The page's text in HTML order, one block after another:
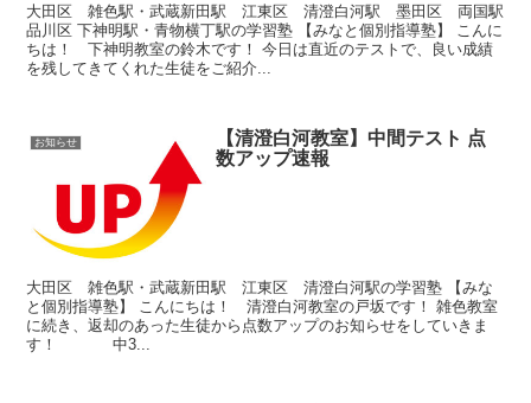
大田区 雑色駅・武蔵新田駅 江東区 清澄白河駅 墨田区 両国駅
品川区 下神明駅・青物横丁駅の学習塾 【みなと個別指導塾】 こんに
ちは！ 下神明教室の鈴木です！ 今日は直近のテストで、良い成績
を残してきてくれた生徒をご紹介...
お知らせ
【清澄白河教室】中間テスト 点
数アップ速報
大田区 雑色駅・武蔵新田駅 江東区 清澄白河駅の学習塾 【みな
と個別指導塾】 こんにちは！ 清澄白河教室の戸坂です！ 雑色教室
に続き、返却のあった生徒から点数アップのお知らせをしていきま
す！ 中3...